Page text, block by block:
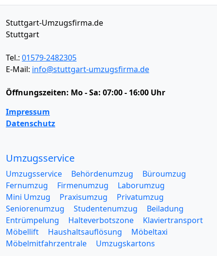
Stuttgart-Umzugsfirma.de
Stuttgart
Tel.: 01579-2482305
E-Mail: info@stuttgart-umzugsfirma.de
Öffnungszeiten: Mo - Sa: 07:00 - 16:00 Uhr
Impressum
Datenschutz
Umzugsservice
Umzugsservice Behördenumzug
Büroumzug
Fernumzug
Firmenumzug
Laborumzug
Mini Umzug
Praxisumzug
Privatumzug
Seniorenumzug
Studentenumzug
Beiladung
Entrümpelung
Halteverbotszone
Klaviertransport
Möbellift
Haushaltsauflösung
Möbeltaxi
Möbelmitfahrzentrale
Umzugskartons